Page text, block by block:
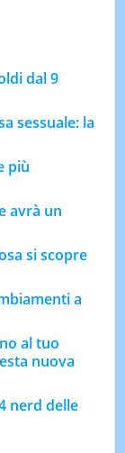
dal 9
sessuale: la
più
avrà un
si scopre
a
al tuo
nuova
nerd delle